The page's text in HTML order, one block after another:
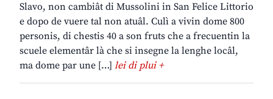
Slavo, non cambiât di Mussolini in San Felice Littorio
e dopo de vuere tal non atuâl. Culì a vivin dome 800
personis, di chestis 40 a son fruts che a frecuentin la
scuele elementâr là che si insegne la lenghe locâl,
ma dome par une […] lei di plui +